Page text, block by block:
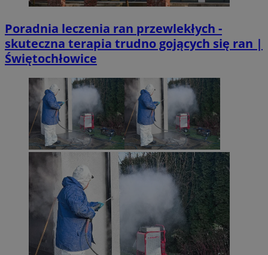
Poradnia leczenia ran przewlekłych -
skuteczna terapia trudno gojących się ran |
Świętochłowice